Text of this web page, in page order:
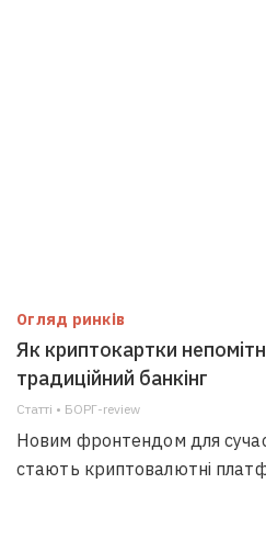
Огляд ринків
Як криптокартки
традиційний банкінг
Статті • БОРГ-review
Новим фронтендом для
стають криптовалютні